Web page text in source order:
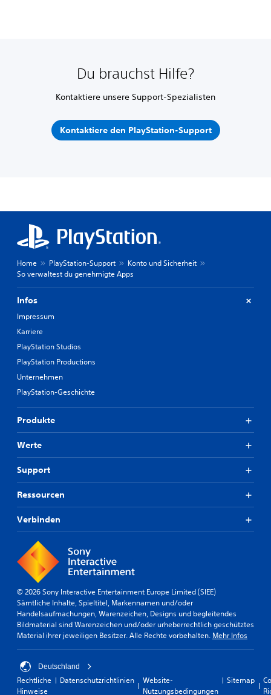
Du brauchst Hilfe?
Kontaktiere unsere Support-Spezialisten
Kontaktiere den PlayStation-Support
Home PlayStation-Support
Konto und Sicherheit
So verwaltest du genehmigte Apps
Infos
Impressum
Karriere
PlayStation Studios
PlayStation Productions
Unternehmen
PlayStation-Geschichte
Produkte
Werte
Support
Ressourcen
Verbinden
© 2026 Sony Interactive Entertainment Europe Limited (SIEE)
Sämtliche Inhalte, Spieltitel, Markennamen und/oder
Handelsaufmachungen, Warenzeichen, Designs und begleitendes
Bildmaterial sind Warenzeichen und/oder urheberrechtlich geschütztes
Material ihrer jeweiligen Besitzer. Alle Rechte vorbehalten. Mehr Infos
Deutschland
Rechtliche
Hinweise
Datenschutzrichtlinien
Website-
Nutzungsbedingungen
Sitemap